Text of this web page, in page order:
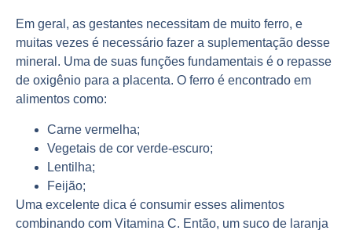
Em geral, as gestantes necessitam de muito ferro, e
muitas vezes é necessário fazer a suplementação desse
mineral. Uma de suas funções fundamentais é o repasse
de oxigênio para a placenta. O ferro é encontrado em
alimentos como:
Carne vermelha;
Vegetais de cor verde-escuro;
Lentilha;
Feijão;
Uma excelente dica é consumir esses alimentos
combinando com Vitamina C. Então, um suco de laranja